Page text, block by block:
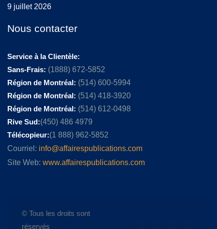
9 juillet 2026
Nous contacter
Service à la Clientèle:
Sans-Frais: (1888) 672-5852
Région de Montréal: (514) 600-5994
Région de Montréal: (514) 418-3920
Région de Montréal: (514) 612-0498
Rive Sud:(450) 486 4979
Télécopieur:(1 888) 962-5852
Courriel: info@affairespublications.com
Site Web: www.affairespublications.com
© Tous les droits sont
réservés